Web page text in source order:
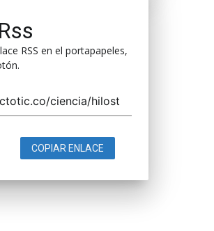
RSS en el portapapeles,
COPIAR ENLACE